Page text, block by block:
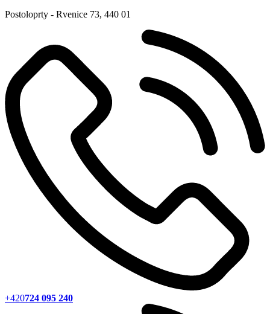
Postoloprty - Rvenice 73, 440 01
+420724 095 240